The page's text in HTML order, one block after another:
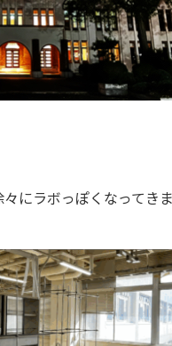
にラボっぽくなってき